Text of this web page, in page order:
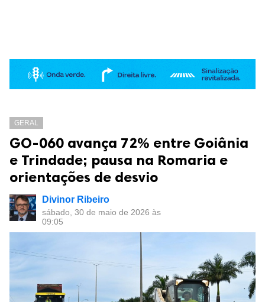
GERAL
GO-060 avança 72% entre Goiânia
e Trindade; pausa na Romaria e
orientações de desvio
Divinor Ribeiro
sábado, 30 de maio de 2026 às
09:05